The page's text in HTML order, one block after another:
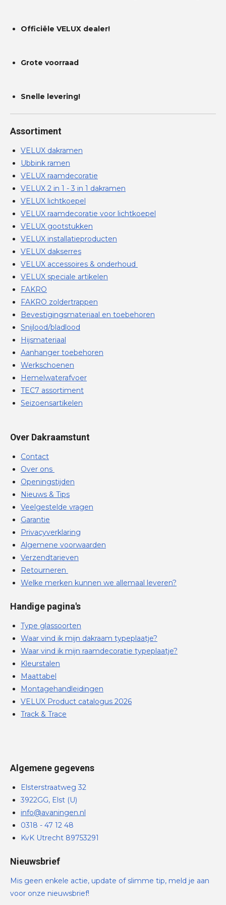
Officiële VELUX dealer!
Grote voorraad
Snelle levering!
Assortiment
VELUX dakramen
Ubbink ramen
VELUX raamdecoratie
VELUX 2 in 1 - 3 in 1 dakramen
VELUX lichtkoepel
VELUX raamdecoratie voor lichtkoepel
VELUX gootstukken
VELUX installatieproducten
VELUX dakserres
VELUX accessoires & onderhoud
VELUX speciale artikelen
FAKRO
FAKRO zoldertrappen
Bevestigingsmateriaal en toebehoren
Snijlood/bladlood
Hijsmateriaal
Aanhanger toebehoren
Werkschoenen
Hemelwaterafvoer
TEC7 assortiment
Seizoensartikelen
Over Dakraamstunt
Contact
Over ons
Openingstijden
Nieuws & Tips
Veelgestelde vragen
Garantie
Privacyverklaring
Algemene voorwaarden
Verzendtarieven
Retourneren
Welke merken kunnen we allemaal leveren?
Handige pagina's
Type glassoorten
Waar vind ik mijn dakraam typeplaatje?
Waar vind ik mijn raamdecoratie typeplaatje?
Kleurstalen
Maattabel
Montagehandleidingen
VELUX Product catalogus 2026
Track & Trace
Algemene gegevens
Elsterstraatweg 32
3922GG, Elst (U)
info@avaningen.nl
0318 - 47 12 48
KvK Utrecht 89753291
Nieuwsbrief
Mis geen enkele actie, update of slimme tip, meld je aan
voor onze nieuwsbrief!